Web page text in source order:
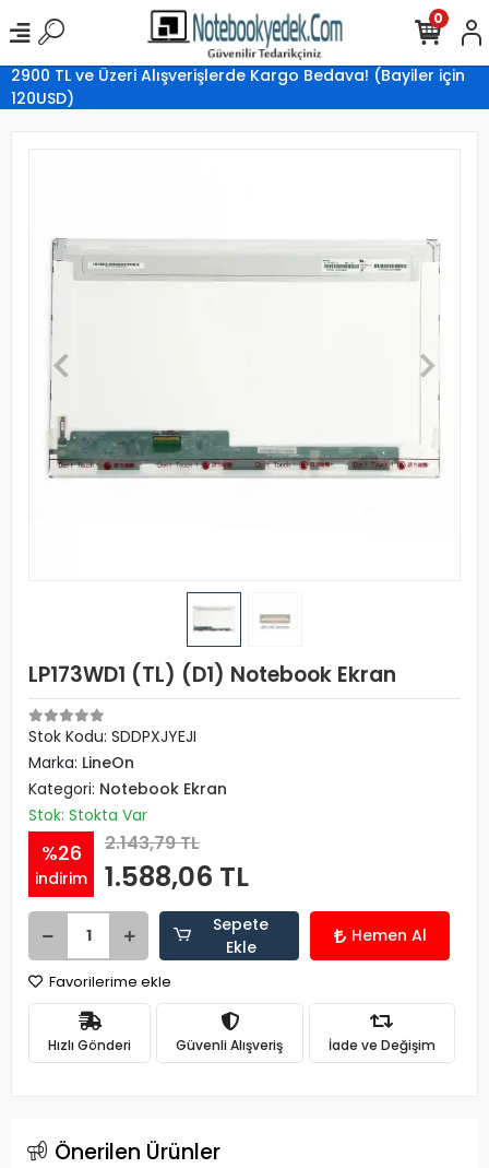
2900 TL ve Üzeri Alışverişlerde Kargo Bedava! (Bayiler için
120USD)
0
LP173WD1 (TL) (D1) Notebook Ekran
Stok Kodu: SDDPXJYEJI
Marka: LineOn
Kategori: Notebook Ekran
Stok: Stokta Var
%26
indirim
2.143,79 TL
1.588,06 TL
Sepete
Ekle
Hemen Al
Favorilerime ekle
Hızlı Gönderi Güvenli Alışveriş İade ve Değişim
Önerilen Ürünler